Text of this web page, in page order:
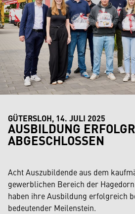
GÜTERSLOH, 14. JULI 2025
AUSBILDUNG
ABGESCHLOSSEN
Acht Auszubildende aus dem
gewerblichen Bereich der
haben ihre Ausbildung erfolgreich
bedeutender Meilenstein.